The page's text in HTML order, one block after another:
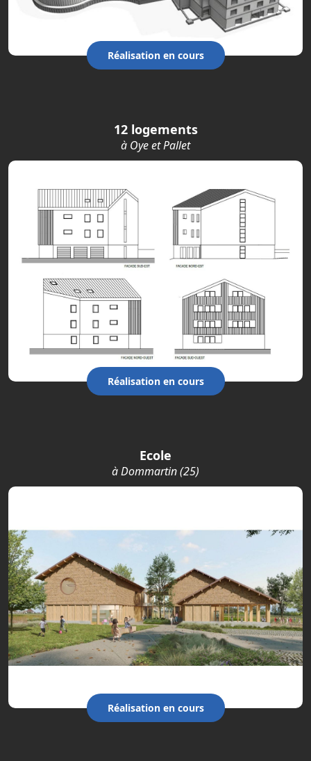
Réalisation en cours
12 logements
à Oye et Pallet
Réalisation en cours
Ecole
à Dommartin (25)
Réalisation en cours